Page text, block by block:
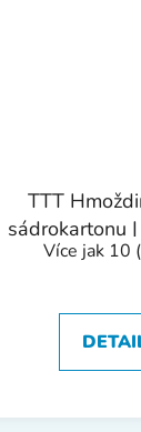
TTT
sádrokartonu
Al,
Více jak 10